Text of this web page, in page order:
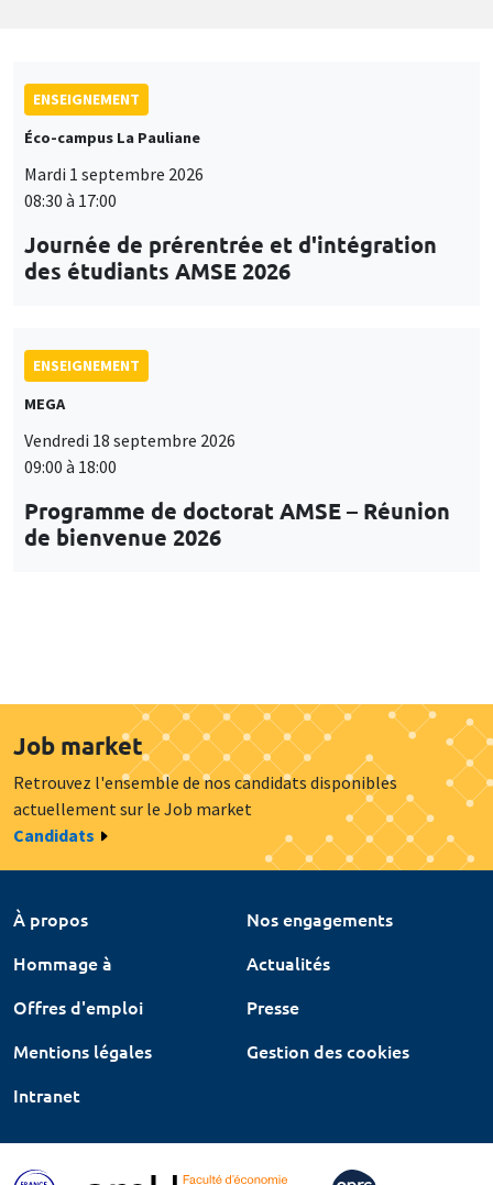
ENSEIGNEMENT
Éco-campus La Pauliane
Mardi 1 septembre 2026
08:30 à 17:00
Journée de prérentrée et d'intégration
des étudiants AMSE 2026
ENSEIGNEMENT
MEGA
Vendredi 18 septembre 2026
09:00 à 18:00
Programme de doctorat AMSE – Réunion
de bienvenue 2026
Job market
Retrouvez l'ensemble de nos candidats disponibles
actuellement sur le Job market
Candidats
À propos
Nos engagements
Hommage à
Actualités
Offres d'emploi
Presse
Mentions légales
Gestion des cookies
Intranet